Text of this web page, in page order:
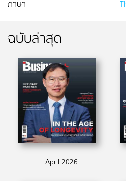
ภาษา
ฉบับล่าสุด
April 2026